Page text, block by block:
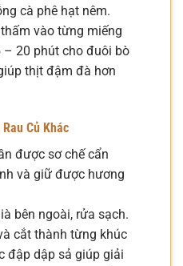
cà phê hạt nêm.
vào từng miếng
20 phút cho đuôi bò
thịt đậm đà hơn
Củ Khác
được sơ chế cẩn
và giữ được hương
bên ngoài, rửa sạch.
cắt thành từng khúc
đập dập sả giúp giải